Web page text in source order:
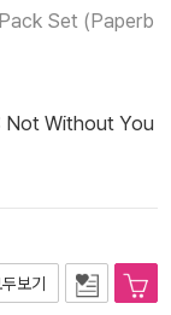
Set (Paperb
Not Without You
보기